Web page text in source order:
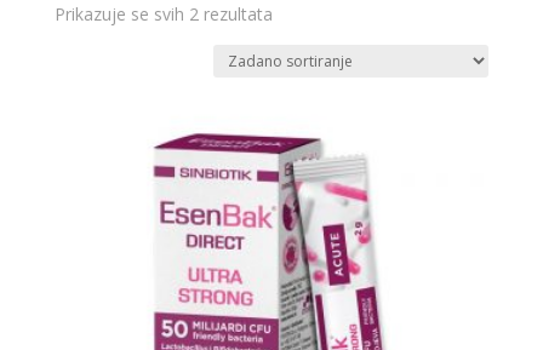
Prikazuje se svih 2 rezultata